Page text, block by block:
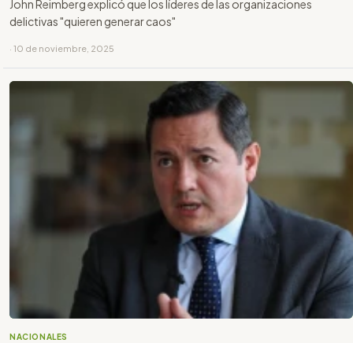
John Reimberg explicó que los líderes de las organizaciones
delictivas "quieren generar caos"
· 10 de noviembre, 2025
NACIONALES